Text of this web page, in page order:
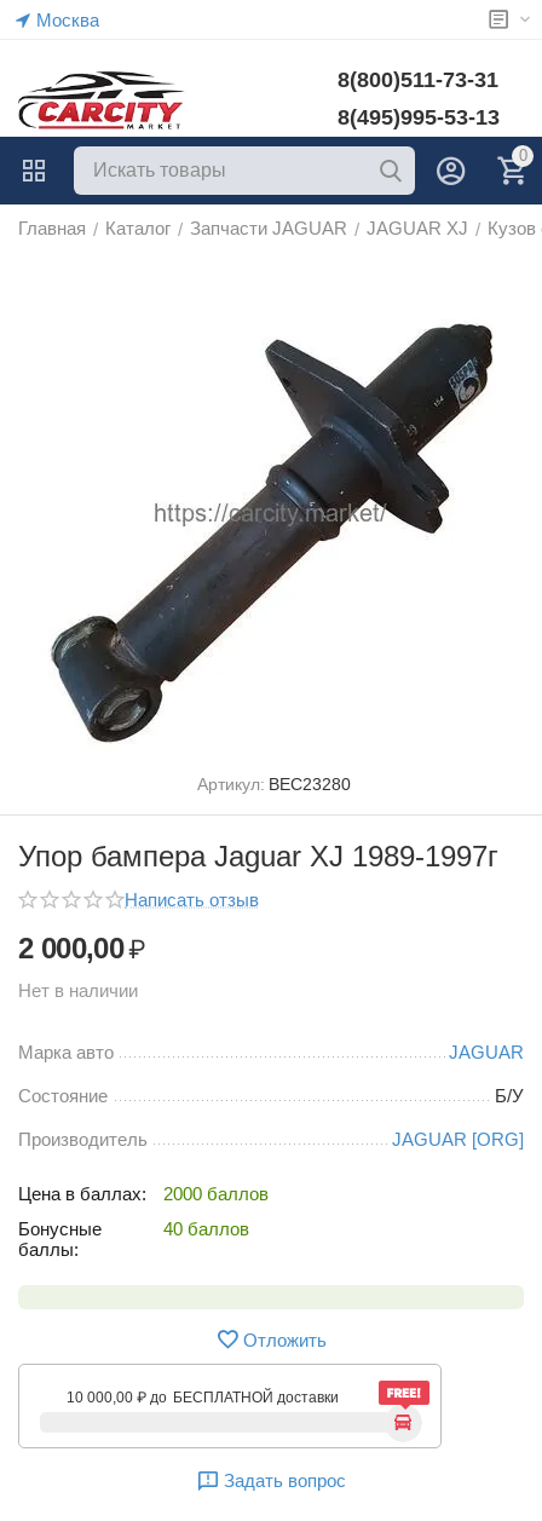
Москва
8(800)511-73-31
8(495)995-53-13
0
Главная / Каталог / Запчасти JAGUAR / JAGUAR XJ / Кузов
Артикул: BEC23280
Упор бампера Jaguar XJ 1989-1997г
Написать отзыв
2 000,00₽
Нет в наличии
Марка авто JAGUAR
Состояние Б/У
Производитель JAGUAR [ORG]
Цена в баллах:
2000 баллов
Бонусные
баллы:
40 баллов
Отложить
10 000,00 ₽ до БЕСПЛАТНОЙ доставки
Задать вопрос